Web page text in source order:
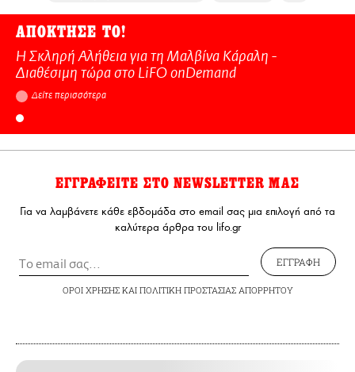
ΑΠΟΚΤΗΣΕ ΤΟ!
Η Σκληρή Αλήθεια για τη Μαλβίνα Κάραλη -
Διαθέσιμη τώρα στo LiFO onDemand
Δείτε περισσότερα
ΕΓΓΡΑΦΕΙΤΕ ΣΤΟ NEWSLETTER ΜΑΣ
Για να λαμβάνετε κάθε εβδομάδα στο email σας μια επιλογή από τα
καλύτερα άρθρα του lifo.gr
ΕΓΓΡΑΦΗ
ΟΡΟΙ ΧΡΗΣΗΣΚΑΙ ΠΟΛΙΤΙΚΗ ΠΡΟΣΤΑΣΙΑΣ ΑΠΟΡΡΗΤΟΥ